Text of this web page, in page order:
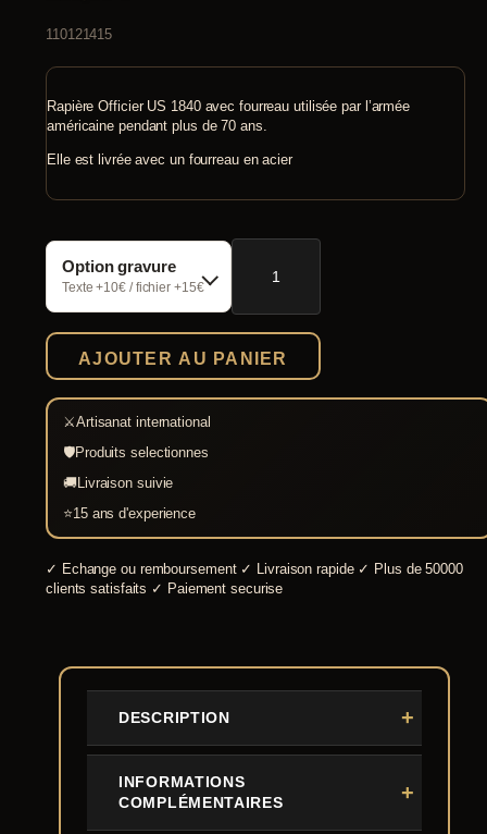
110121415
Rapière Officier US 1840 avec fourreau utilisée par l’armée
américaine pendant plus de 70 ans.
Elle est livrée avec un fourreau en acier
Option gravure
Texte +10€ / fichier +15€
quantité
Rapière
Sergent
AJOUTER AU PANIER
⚔Artisanat international
🛡Produits selectionnes
🚚Livraison suivie
⭐15 ans d'experience
✓ Echange ou remboursement ✓ Livraison rapide ✓ Plus de 50000
clients satisfaits ✓ Paiement securise
DESCRIPTION
INFORMATIONS
COMPLÉMENTAIRES